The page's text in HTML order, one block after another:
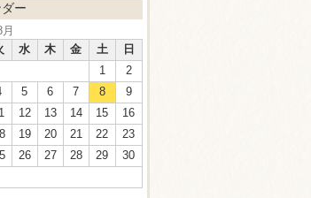
ー
水 木 金 土
日
1
2
5 6 7 8
9
12 13 14 15
16
19 20 21 22
23
26 27 28 29
30